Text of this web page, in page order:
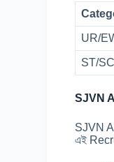
UR/
ST/
SJVN
SJVN
এই